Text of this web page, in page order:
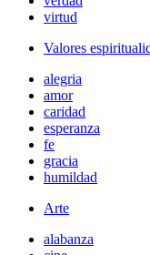
virtud
Valores
alegria
amor
caridad
esperanza
fe
gracia
humildad
Arte
alabanza